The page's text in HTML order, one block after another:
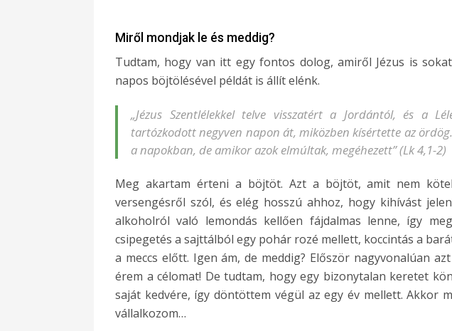
Miről mondjak le és meddig?
Tudtam, hogy van itt egy fontos dolog, amiről Jézus is
napos böjtölésével példát is állít elénk.
„Jézus Szentlélekkel telve visszatért a Jordántól, és a
tartózkodott negyven napon át, miközben kísértette az
a napokban, de amikor azok elmúltak, megéhezett” (Lk 4,1-2)
Meg akartam érteni a böjtöt. Azt a böjtöt, amit nem
versengésről szól, és elég hosszú ahhoz, hogy kihívást
alkoholról való lemondás kellően fájdalmas lenne, így
csipegetés a sajttálból egy pohár rozé mellett, koccintás a
a meccs előtt. Igen ám, de meddig? Először nagyvonalúan
érem a célomat! De tudtam, hogy egy bizonytalan keretet
saját kedvére, így döntöttem végül az egy év mellett. Akkor
vállalkozom…